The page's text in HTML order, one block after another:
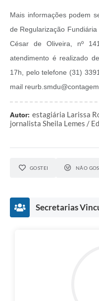
Mais informações podem
de Regularização
César de Oliveira, nº
atendimento é realizado
17h, pelo telefone (31)
mail
Autor: estagiária Larissa
jornalista Sheila Lemes /
GOSTEI NÃO
Secretarias